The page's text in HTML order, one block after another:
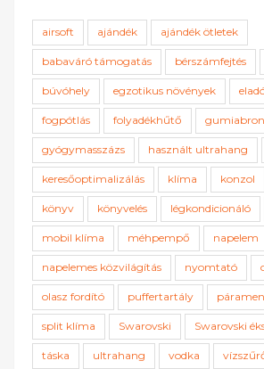
airsoft ajándék ajándék ötletek
babaváró támogatás bérszámfejtés
búvóhely egzotikus növények
fogpótlás folyadékhűtő
gyógymasszázs használt ultrahang
keresőoptimalizálás klíma konzol
könyv könyvelés légkondicionáló
mobil klíma méhpempő napelem
napelemes közvilágítás nyomtató
olasz fordító puffertartály
split klíma Swarovski Swarovski
táska ultrahang vodka